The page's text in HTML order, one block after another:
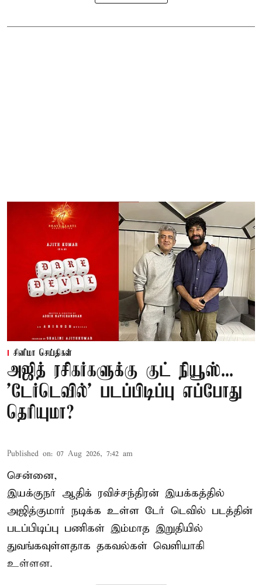
சினிமா செய்திகள்
அஜித் ரசிகர்களுக்கு குட் நியூஸ்...
'டேர்டெவில்' படப்பிடிப்பு எப்போது
தெரியுமா?
Published on: 07 Aug 2026, 7:42 am
சென்னை,
இயக்குநர் ஆதிக் ரவிச்சந்திரன் இயக்கத்தில்
அஜித்குமார் நடிக்க உள்ள டேர் டெவில் படத்தின்
படப்பிடிப்பு பணிகள் இம்மாத இறுதியில்
துவங்கவுள்ளதாக தகவல்கள் வெளியாகி
உள்ளன.